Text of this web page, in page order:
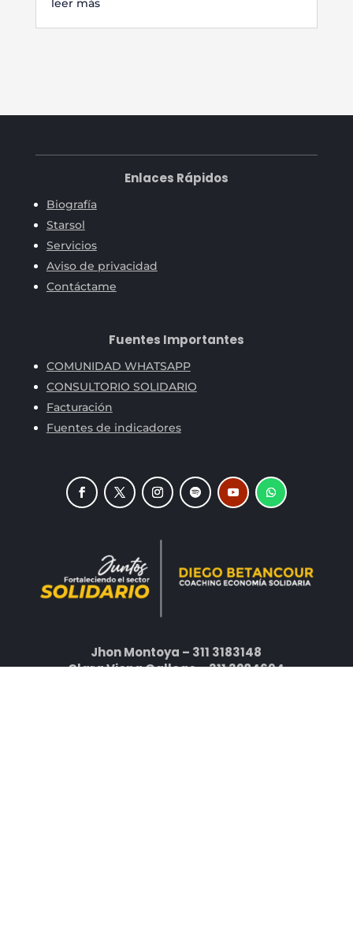
leer más
Enlaces Rápidos
Biografía
Starsol
Servicios
Aviso de privacidad
Contáctame
Fuentes Importantes
COMUNIDAD WHATSAPP
CONSULTORIO SOLIDARIO
Facturación
Fuentes de indicadores
Jhon Montoya – 311 3183148
Clara Viena Gallego – 311 3284694